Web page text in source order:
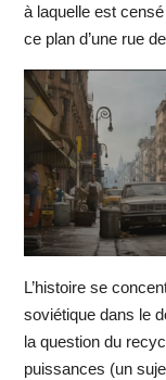
à laquelle est
ce plan d’une rue
L’histoire se
soviétique dans le
la question du
puissances (un